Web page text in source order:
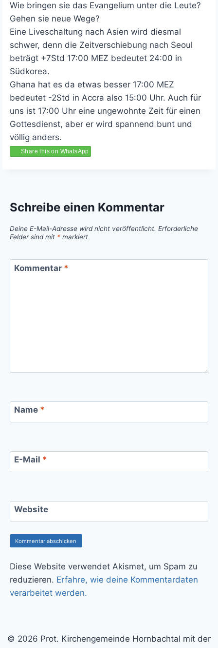
Wie bringen sie das Evangelium unter die Leute?
Gehen sie neue Wege?
Eine Liveschaltung nach Asien wird diesmal
schwer, denn die Zeitverschiebung nach Seoul
beträgt +7Std 17:00 MEZ bedeutet 24:00 in
Südkorea.
Ghana hat es da etwas besser 17:00 MEZ
bedeutet -2Std in Accra also 15:00 Uhr. Auch für
uns ist 17:00 Uhr eine ungewohnte Zeit für einen
Gottesdienst, aber er wird spannend bunt und
völlig anders.
Share this on WhatsApp
Schreibe einen Kommentar
Deine E-Mail-Adresse wird nicht veröffentlicht. Erforderliche
Felder sind mit * markiert
Kommentar *
Name *
E-Mail *
Website
Diese Website verwendet Akismet, um Spam zu
reduzieren. Erfahre, wie deine Kommentardaten
verarbeitet werden.
© 2026 Prot. Kirchengemeinde Hornbachtal mit der